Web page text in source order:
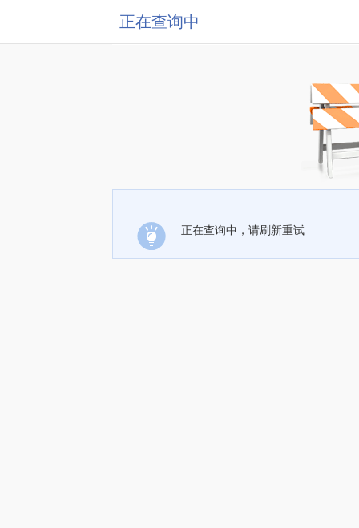
正在查询中
正在查询中，请刷新重试